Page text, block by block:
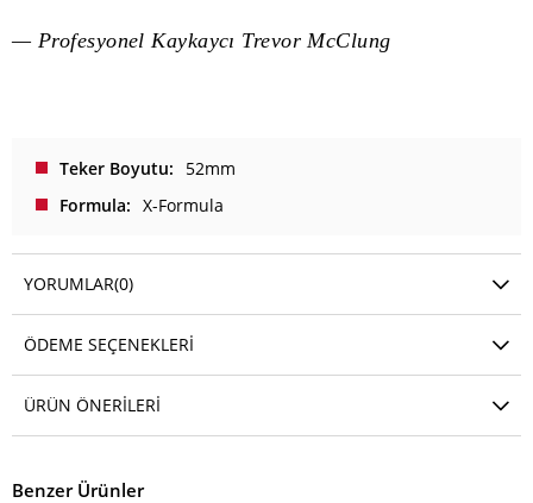
— Profesyonel Kaykaycı Trevor McClung
Teker Boyutu
52mm
Formula
X-Formula
YORUMLAR(0)
ÖDEME SEÇENEKLERI
ÜRÜN ÖNERILERI
Benzer Ürünler